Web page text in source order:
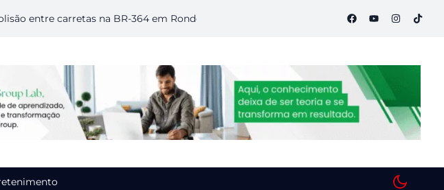
carretas na BR-364 em Rondônia Semana S do Comércio começa hoje em Porto